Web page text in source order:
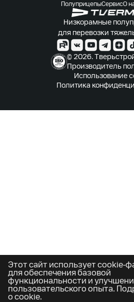
ПолуприцепыСервисО
Низкорамные
для перевозки
Использование
Политика
© 2026.
Производитель
Этот сайт использует cookie-
для обеспечения базовой
функциональности и
пользовательского опыта.
о cookie.